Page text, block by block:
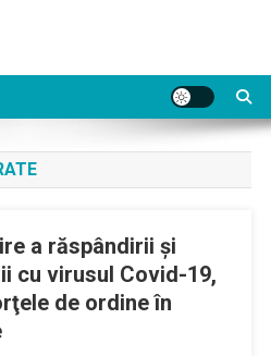
a răspândirii şi
cu virusul Covid-19,
de ordine în